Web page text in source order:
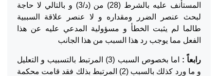
المستأنف عليه بالشرط (28) من (د/3) و بالتالي لا حاجة
لبحث عنصر الضرر ومقداره و لا عنصر علاقة السببية
طالما لم يثبت الخطأ و مسؤولية المدعي عليه عن هذا
الفعل مما يوجب رد هذا السبب من هذا الجانب
رابعاً :
اما بخصوص السبب (3) المرتبط بالتسبيب و التعليل
و ما ورد كذلك بالسبب (2) المرتبط بذلك فقد قامت محكمة